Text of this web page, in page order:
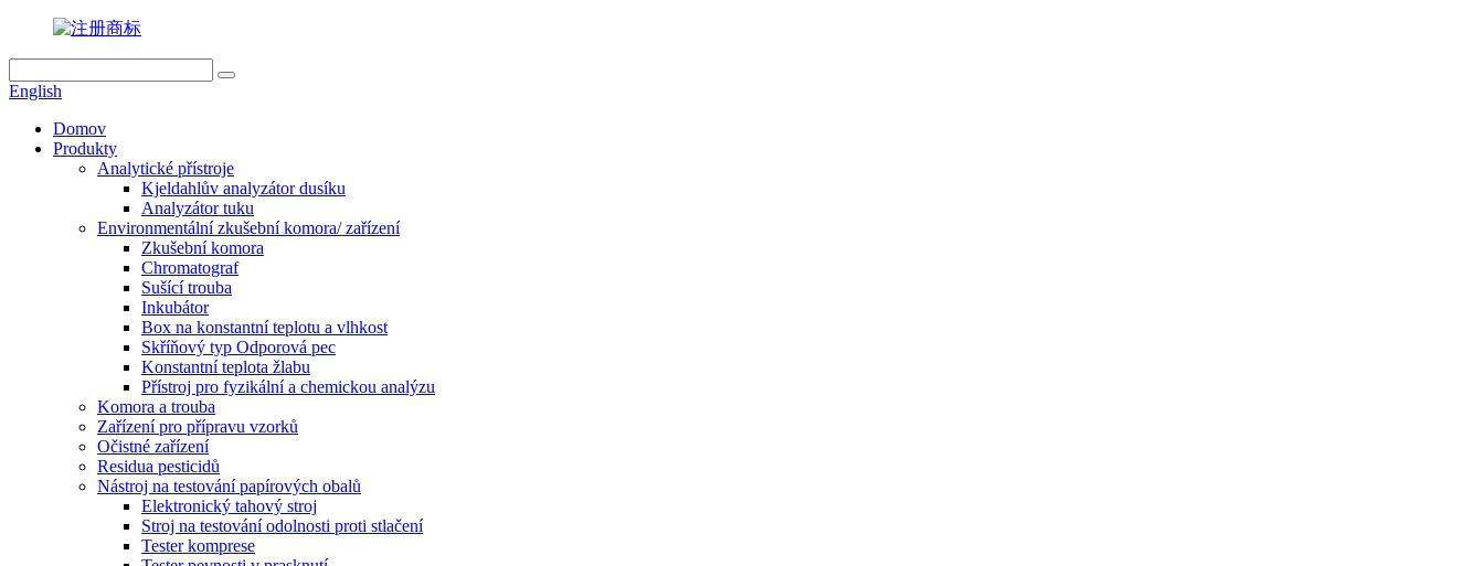
English
Domov
Produkty
Analytické přístroje
Kjeldahlův analyzátor dusíku
Analyzátor tuku
Environmentální zkušební komora/ zařízení
Zkušební komora
Chromatograf
Sušící trouba
Inkubátor
Box na konstantní teplotu a vlhkost
Skříňový typ Odporová pec
Konstantní teplota žlabu
Přístroj pro fyzikální a chemickou analýzu
Komora a trouba
Zařízení pro přípravu vzorků
Očistné zařízení
Residua pesticidů
Nástroj na testování papírových obalů
Elektronický tahový stroj
Stroj na testování odolnosti proti stlačení
Tester komprese